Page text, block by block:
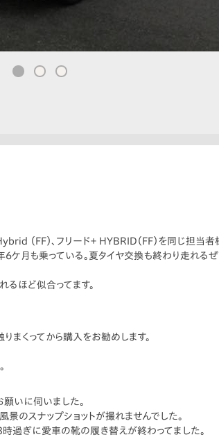
（FF）、フリード＋ HYBRID（FF）を同じ担当
6ケ月も乗っている。夏タイヤ交換も終わり走れる
ほど似合ってます。
くってから購入をお勧めします。
いに伺いました。
のスナップショットが撮れませんでした。
過ぎに愛車の靴の履き替えが終わってました。